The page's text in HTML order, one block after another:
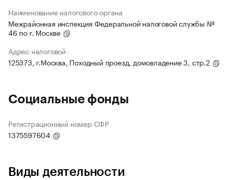
Наименование налогового органа
Межрайонная инспекция Федеральной налоговой службы №
46 по г. Москве
Адрес налоговой
125373, г.Москва, Походный проезд, домовладение 3, стр.2
Социальные фонды
Регистрационный номер СФР
1375597604
Виды деятельности